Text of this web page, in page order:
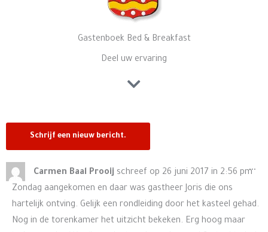
Gastenboek Bed & Breakfast
Deel uw ervaring
Carmen Baal Prooij schreef op 26 juni 2017 in 2:56 pm
Zondag aangekomen en daar was gastheer Joris die ons
hartelijk ontving. Gelijk een rondleiding door het kasteel gehad.
Nog in de torenkamer het uitzicht bekeken. Erg hoog maar
...